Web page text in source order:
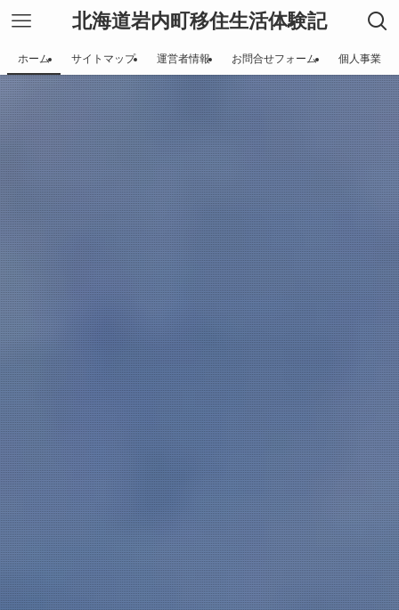
北海道岩内町移住生活体験記
ホーム サイトマップ 運営者情報 お問合せフォーム 個人事業